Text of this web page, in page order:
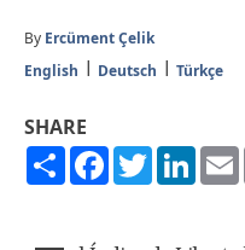
By Ercüment Çelik
English
Deutsch Türkçe
SHARE
ShareFacebook
Twitter